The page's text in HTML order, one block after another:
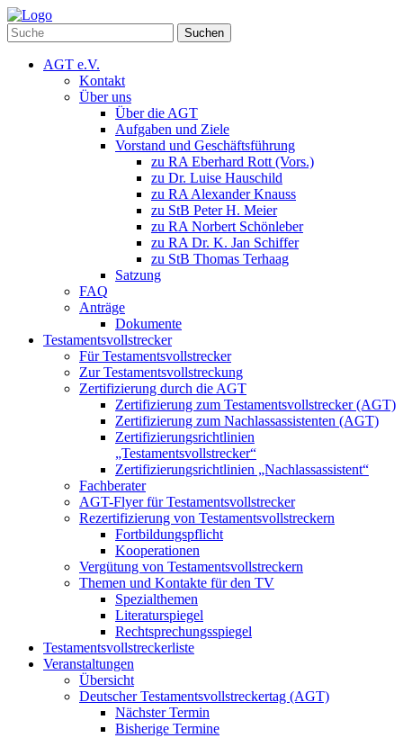
Suchen
AGT e.V.
Kontakt
Über uns
Über die AGT
Aufgaben und Ziele
Vorstand und Geschäftsführung
zu RA Eberhard Rott (Vors.)
zu Dr. Luise Hauschild
zu RA Alexander Knauss
zu StB Peter H. Meier
zu RA Norbert Schönleber
zu RA Dr. K. Jan Schiffer
zu StB Thomas Terhaag
Satzung
FAQ
Anträge
Dokumente
Testamentsvollstrecker
Für Testamentsvollstrecker
Zur Testamentsvollstreckung
Zertifizierung durch die AGT
Zertifizierung zum Testamentsvollstrecker (AGT)
Zertifizierung zum Nachlassassistenten (AGT)
Zertifizierungsrichtlinien
„Testamentsvollstrecker“
Zertifizierungsrichtlinien „Nachlassassistent“
Fachberater
AGT-Flyer für Testamentsvollstrecker
Rezertifizierung von Testamentsvollstreckern
Fortbildungspflicht
Kooperationen
Vergütung von Testamentsvollstreckern
Themen und Kontakte für den TV
Spezialthemen
Literaturspiegel
Rechtsprechungsspiegel
Testamentsvollstreckerliste
Veranstaltungen
Übersicht
Deutscher Testamentsvollstreckertag (AGT)
Nächster Termin
Bisherige Termine